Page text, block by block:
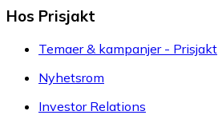
Hos Prisjakt
Temaer & kampanjer - Prisjakt
Nyhetsrom
Investor Relations